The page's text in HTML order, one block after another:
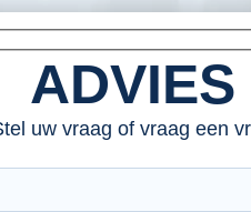
uw vraag of vraag een